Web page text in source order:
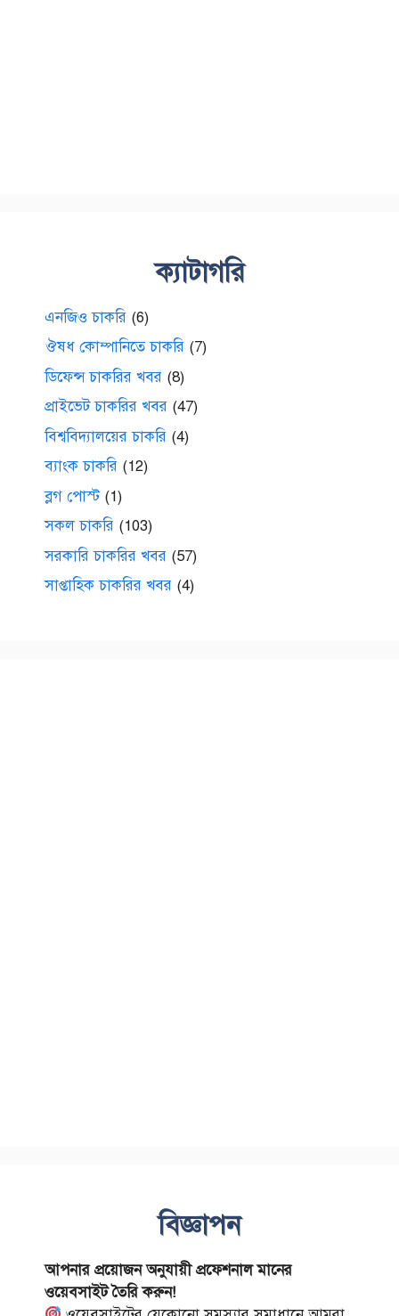
ক্যাটাগরি
এনজিও চাকরি (6)
ঔষধ কোম্পানিতে চাকরি (7)
ডিফেন্স চাকরির খবর (8)
প্রাইভেট চাকরির খবর (47)
বিশ্ববিদ্যালয়ের চাকরি (4)
ব্যাংক চাকরি (12)
ব্লগ পোস্ট(1)
সকল চাকরি (103)
সরকারি চাকরির খবর (57)
সাপ্তাহিক চাকরির খবর (4)
বিজ্ঞাপন
আপনার প্রয়োজন অনুযায়ী প্রফেশনাল মানের
ওয়েবসাইট তৈরি করুন!